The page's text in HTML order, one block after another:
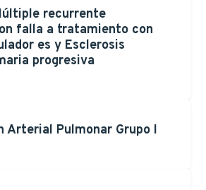
recurrente
falla a tratamiento con
es y Esclerosis
progresiva
Arterial Pulmonar Grupo I